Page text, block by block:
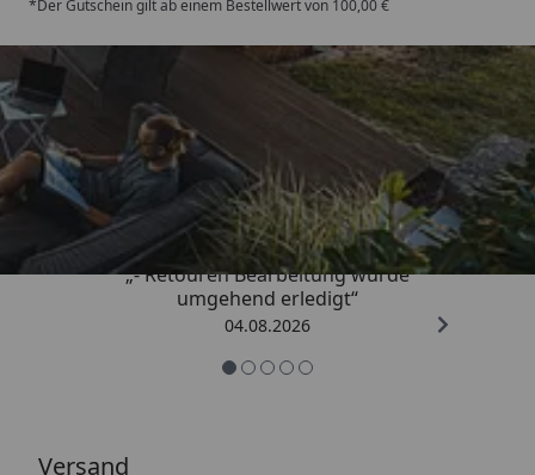
*Der Gutschein gilt ab einem Bestellwert von 100,00 €
Trusted Shops
4,81/ 5
„- Retouren Bearbeitung wurde
umgehend erledigt“
04.08.2026
Versand